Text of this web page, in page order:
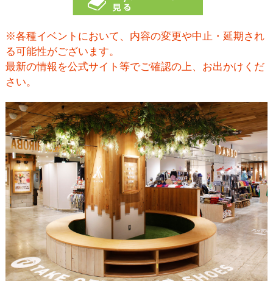
※各種イベントにおいて、内容の変更や中止・延期され
る可能性がございます。
最新の情報を公式サイト等でご確認の上、お出かけくだ
さい。